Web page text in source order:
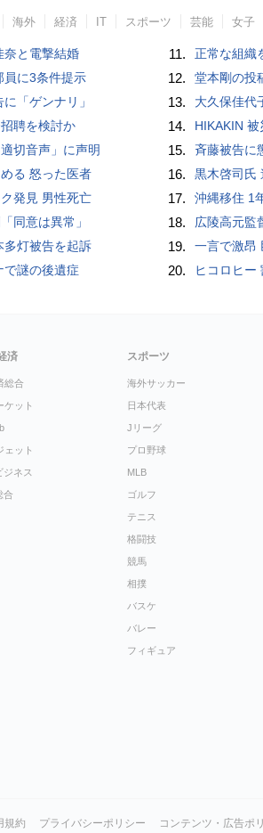
海外 経済 IT スポーツ 芸能 女子
奈と電撃結婚
員に3条件提示
「ゲンナリ」
聘を検討か
切音声」に声明
る 怒った医者
発見 男性死亡
同意は異常」
多灯被告を起訴
で謎の後遺症
11. 正常な組織
12. 堂本剛の投
13. 大久保佳代
14. HIKAKIN
15. 斉藤被告に
16. 黒木啓司氏
17. 沖縄移住 1
18. 広陵高元監
19. 一言で激昂
20. ヒコロヒー
済
総合
ケット
ェット
ジネス
合
スポーツ
海外サッカー
日本代表
Jリーグ
プロ野球
MLB
ゴルフ
テニス
格闘技
競馬
相撲
バスケ
バレー
フィギュア
規約 プライバシーポリシー コンテンツ・広告ポ